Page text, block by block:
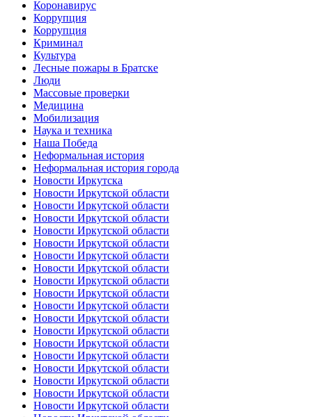
Коронавирус
Коррупция
Коррупция
Криминал
Культура
Лесные пожары в Братске
Люди
Массовые проверки
Медицина
Мобилизация
Наука и техника
Наша Победа
Неформальная история
Неформальная история города
Новости Иркутска
Новости Иркутской области
Новости Иркутской области
Новости Иркутской области
Новости Иркутской области
Новости Иркутской области
Новости Иркутской области
Новости Иркутской области
Новости Иркутской области
Новости Иркутской области
Новости Иркутской области
Новости Иркутской области
Новости Иркутской области
Новости Иркутской области
Новости Иркутской области
Новости Иркутской области
Новости Иркутской области
Новости Иркутской области
Новости Иркутской области